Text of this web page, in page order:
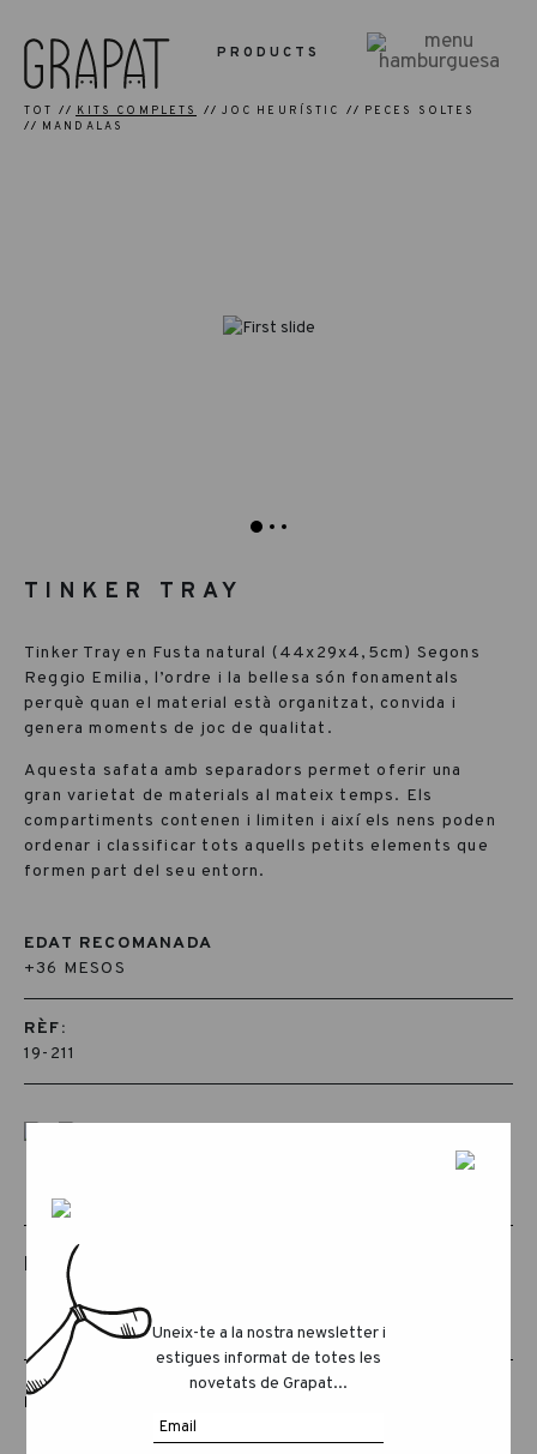
PRODUCTS
TOT KITS COMPLETS JOC HEURÍSTIC
PECES SOLTES
MANDALAS
TINKER TRAY
Tinker Tray en Fusta natural (44x29x4,5cm) Segons
Reggio Emilia, l’ordre i la bellesa són fonamentals
perquè quan el material està organitzat, convida i
genera moments de joc de qualitat.
Aquesta safata amb separadors permet oferir una
gran varietat de materials al mateix temps. Els
compartiments contenen i limiten i així els nens poden
ordenar i classificar tots aquells petits elements que
formen part del seu entorn.
EDAT RECOMANADA
+36 MESOS
RÈF:
19-211
PRODUCTES RELACIONATS
LUCKY LUCKY CUARTA EDICIÓ
Uneix-te a la nostra newsletter i
estigues informat de totes les
novetats de Grapat...